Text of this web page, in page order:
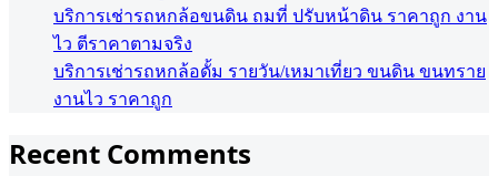
บริการเช่ารถหกล้อขนดิน ถมที่ ปรับหน้าดิน ราคาถูก งาน
ไว ตีราคาตามจริง
บริการเช่ารถหกล้อดั้ม รายวัน/เหมาเที่ยว ขนดิน ขนทราย
งานไว ราคาถูก
Recent Comments